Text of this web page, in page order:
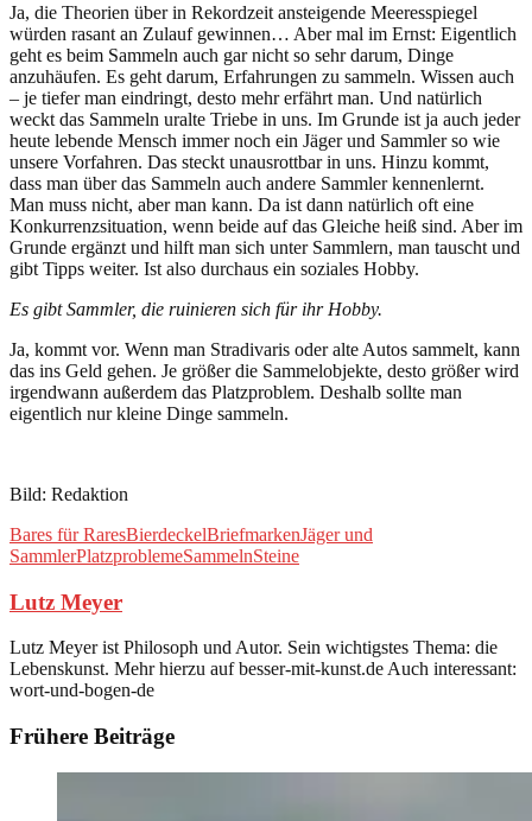
Ja, die Theorien über in Rekordzeit ansteigende Meeresspiegel
würden rasant an Zulauf gewinnen… Aber mal im Ernst: Eigentlich
geht es beim Sammeln auch gar nicht so sehr darum, Dinge
anzuhäufen. Es geht darum, Erfahrungen zu sammeln. Wissen auch
– je tiefer man eindringt, desto mehr erfährt man. Und natürlich
weckt das Sammeln uralte Triebe in uns. Im Grunde ist ja auch jeder
heute lebende Mensch immer noch ein Jäger und Sammler so wie
unsere Vorfahren. Das steckt unausrottbar in uns. Hinzu kommt,
dass man über das Sammeln auch andere Sammler kennenlernt.
Man muss nicht, aber man kann. Da ist dann natürlich oft eine
Konkurrenzsituation, wenn beide auf das Gleiche heiß sind. Aber im
Grunde ergänzt und hilft man sich unter Sammlern, man tauscht und
gibt Tipps weiter. Ist also durchaus ein soziales Hobby.
Es gibt Sammler, die ruinieren sich für ihr Hobby.
Ja, kommt vor. Wenn man Stradivaris oder alte Autos sammelt, kann
das ins Geld gehen. Je größer die Sammelobjekte, desto größer wird
irgendwann außerdem das Platzproblem. Deshalb sollte man
eigentlich nur kleine Dinge sammeln.
Bild: Redaktion
Bares für RaresBierdeckelBriefmarkenJäger und
SammlerPlatzproblemeSammelnSteine
Lutz Meyer
Lutz Meyer ist Philosoph und Autor. Sein wichtigstes Thema: die
Lebenskunst. Mehr hierzu auf besser-mit-kunst.de Auch interessant:
wort-und-bogen-de
Frühere Beiträge